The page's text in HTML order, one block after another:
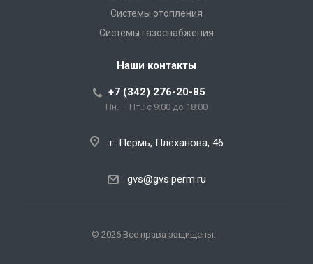
Системы отопления
Системы газоснабжения
Наши контакты
+7 (342) 276-20-85
Пн. – Пт.: с 9:00 до 18:00
г. Пермь, Плеханова, 46
gvs@gvs.perm.ru
© 2026 Все права защищены.